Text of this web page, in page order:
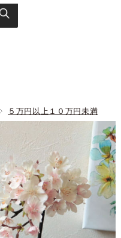
５万円以上１０万円未満